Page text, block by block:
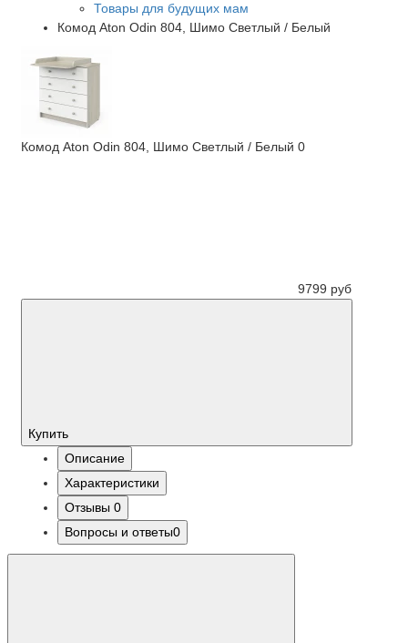
Товары для будущих мам
Комод Aton Odin 804, Шимо Светлый / Белый
Комод Aton Odin 804, Шимо Светлый / Белый 0
9799 руб
Купить
Описание
Характеристики
Отзывы 0
Вопросы и ответы0